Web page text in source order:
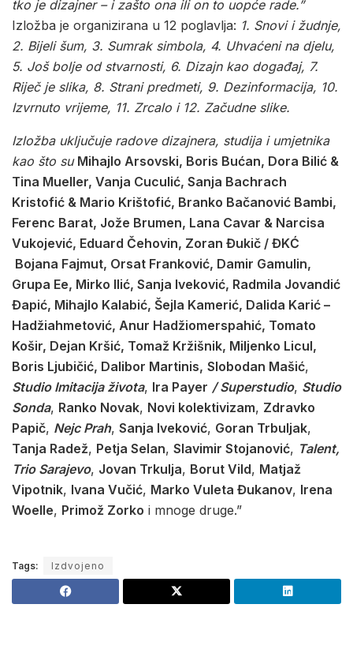
tko je dizajner – i zašto ona ili on to uopće rade.”
Izložba je organizirana u 12 poglavlja: 1. Snovi i žudnje,
2. Bijeli šum, 3. Sumrak simbola, 4. Uhvaćeni na djelu,
5. Još bolje od stvarnosti, 6. Dizajn kao događaj, 7.
Riječ je slika, 8. Strani predmeti, 9. Dezinformacija, 10.
Izvrnuto vrijeme, 11. Zrcalo i 12. Začudne slike.
Izložba uključuje radove dizajnera, studija i umjetnika
kao što su Mihajlo Arsovski, Boris Bućan, Dora Bilić &
Tina Mueller, Vanja Cuculić, Sanja Bachrach
Kristofić & Mario Krištofić, Branko Bačanović Bambi,
Ferenc Barat, Jože Brumen, Lana Cavar & Narcisa
Vukojević, Eduard Čehovin, Zoran Đukič / ĐKĆ
Bojana Fajmut, Orsat Franković, Damir Gamulin,
Grupa Ee, Mirko Ilić, Sanja Iveković, Radmila Jovandić
Đapić, Mihajlo Kalabić, Šejla Kamerić, Dalida Karić –
Hadžiahmetović, Anur Hadžiomerspahić, Tomato
Košir, Dejan Kršić, Tomaž Kržišnik, Miljenko Licul,
Boris Ljubičić, Dalibor Martinis, Slobodan Mašić,
Studio Imitacija života, Ira Payer / Superstudio, Studio
Sonda, Ranko Novak, Novi kolektivizam, Zdravko
Papič, Nejc Prah, Sanja Iveković, Goran Trbuljak,
Tanja Radež, Petja Selan, Slavimir Stojanović, Talent,
Trio Sarajevo, Jovan Trkulja, Borut Vild, Matjaž
Vipotnik, Ivana Vučić, Marko Vuleta Đukanov, Irena
Woelle, Primož Zorko i mnoge druge.”
Tags: Izdvojeno